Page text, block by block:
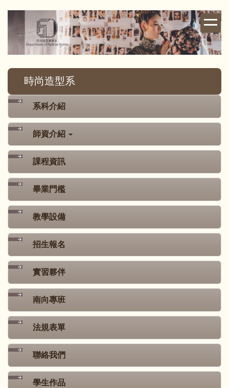
內
容
時尚造型系
系科介紹
師資介紹
課程資訊
畢業門檻
教學設備
招生報名
實習夥伴
南向專班
法規表單
聯絡我們
學生作品